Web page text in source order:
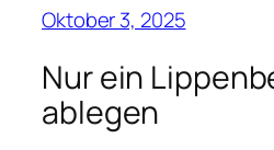
Oktober 3, 2025
Nur ein
ablegen